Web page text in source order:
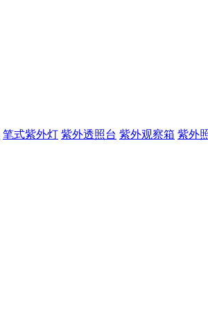
笔式紫外灯 紫外透照台 紫外观察箱 紫外